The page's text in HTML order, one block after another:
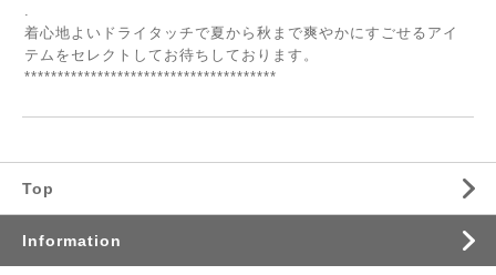
.
着心地よいドライタッチで夏から秋まで爽やかにすごせるアイ
テムをセレクトしてお待ちしております。
**************************************
Top
Information